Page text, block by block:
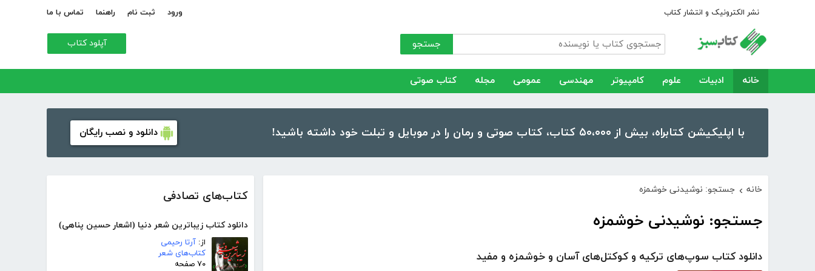
نشر الکترونیک و انتشار کتاب ورود ثبت نام راهنما تماس با ما
جستجو آپلود کتاب
خانه ادبیات علوم کامپیوتر مهندسی عمومی مجله کتاب صوتی
با اپلیکیشن کتابراه، بیش از ۵۰،۰۰۰ کتاب، کتاب صوتی و رمان را در موبایل و تبلت خود داشته باشید! دانلود و نصب رایگان
کتاب‌های تصادفی
دانلود کتاب زیباترین شعر دنیا (اشعار حسین پناهی)
از: آرتا رحیمی
کتاب‌های شعر
۷۰ صفحه
خانه › جستجو: نوشیدنی خوشمزه
جستجو: نوشیدنی خوشمزه
دانلود کتاب سوپ‌های ترکیه و کوکتل‌های آسان و خوشمزه و مفید